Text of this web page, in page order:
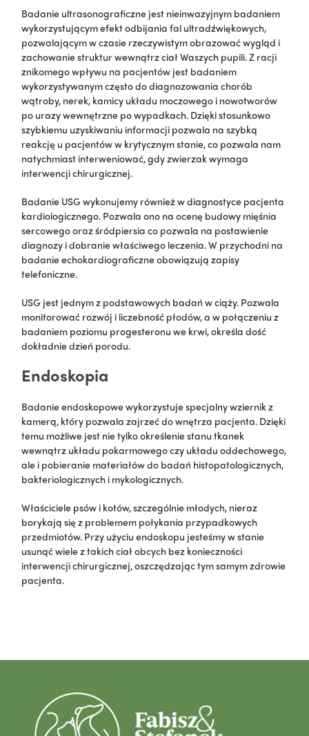
Badanie ultrasonograficzne jest nieinwazyjnym badaniem
wykorzystującym efekt odbijania fal ultradźwiękowych,
pozwalającym w czasie rzeczywistym obrazować wygląd i
zachowanie struktur wewnątrz ciał Waszych pupili. Z racji
znikomego wpływu na pacjentów jest badaniem
wykorzystywanym często do diagnozowania chorób
wątroby, nerek, kamicy układu moczowego i nowotworów
po urazy wewnętrzne po wypadkach. Dzięki stosunkowo
szybkiemu uzyskiwaniu informacji pozwala na szybką
reakcję u pacjentów w krytycznym stanie, co pozwala nam
natychmiast interweniować, gdy zwierzak wymaga
interwencji chirurgicznej.
Badanie USG wykonujemy również w diagnostyce pacjenta
kardiologicznego. Pozwala ono na ocenę budowy mięśnia
sercowego oraz śródpiersia co pozwala na postawienie
diagnozy i dobranie właściwego leczenia. W przychodni na
badanie echokardiograficzne obowiązują zapisy
telefoniczne.
USG jest jednym z podstawowych badań w ciąży. Pozwala
monitorować rozwój i liczebność płodów, a w połączeniu z
badaniem poziomu progesteronu we krwi, określa dość
dokładnie dzień porodu.
Endoskopia
Badanie endoskopowe wykorzystuje specjalny wziernik z
kamerą, który pozwala zajrzeć do wnętrza pacjenta. Dzięki
temu możliwe jest nie tylko określenie stanu tkanek
wewnątrz układu pokarmowego czy układu oddechowego,
ale i pobieranie materiałów do badań histopatologicznych,
bakteriologicznych i mykologicznych.
Właściciele psów i kotów, szczególnie młodych, nieraz
borykają się z problemem połykania przypadkowych
przedmiotów. Przy użyciu endoskopu jesteśmy w stanie
usunąć wiele z takich ciał obcych bez konieczności
interwencji chirurgicznej, oszczędzając tym samym zdrowie
pacjenta.